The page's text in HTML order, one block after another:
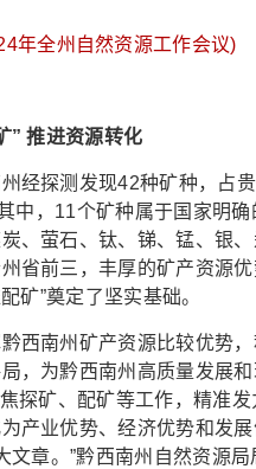
年全州自然资源工作会议)
推进资源转化
探测发现42种矿种，占贵
中，11个矿种属于国家明确
、萤石、钛、锑、锰、银
省前三，丰厚的矿产资源
矿”奠定了坚实基础。
南州矿产资源比较优势，
，为黔西南州高质量发展
探矿、配矿等工作，精准
产业优势、经济优势和发
文章。”黔西南州自然资源